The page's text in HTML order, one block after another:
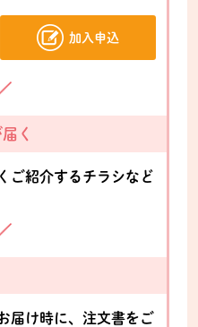
加入申込
く
ご紹介するチラシなど
届け時に、注文書をご